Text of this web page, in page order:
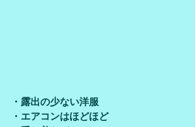
・露出の少ない洋服
・エアコンはほどほど